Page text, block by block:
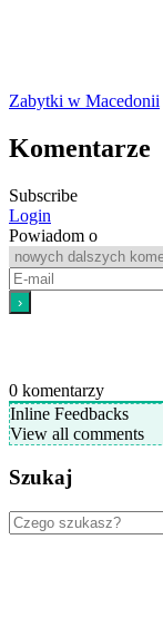
Zabytki w Macedonii
Komentarze
Subscribe
Login
Powiadom o
0 komentarzy
Inline Feedbacks
View all comments
Szukaj